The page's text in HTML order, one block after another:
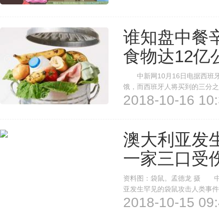
谁知盘中餐
食物达12亿
中新网10月16日电据西班牙
饿，而西班牙人将买到的三分
得出的数据。 西班牙农业、
2018-10-16
澳大利亚发
一家三口受
资料图：袋鼠。孟德龙 摄 中
亚发生罕见的袋鼠攻击人类事
伤势严重。 现年64岁的琳达
2018-10-15